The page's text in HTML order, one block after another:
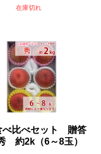
在庫切れ
比べセット 贈答
約2k（6～8玉）